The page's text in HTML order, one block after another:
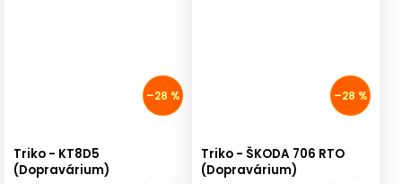
–28 %
Triko - KT8D5
(Dopravárium)
–28 %
Triko - ŠKODA 706 RTO
(Dopravárium)